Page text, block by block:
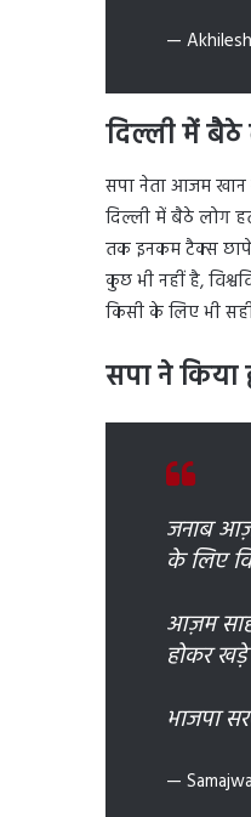
—
दिल्ली में
सपा नेता आजम खान
दिल्ली में बैठे लोग
तक इनकम टैक्स छापे
कुछ भी नहीं है,
किसी के लिए भी सही
सपा ने किया
जनाब
के लिए
आज़म
होकर
भाजपा
—